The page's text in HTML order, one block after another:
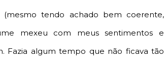
tendo achado bem coerente,
mexeu com meus sentimentos e
Fazia algum tempo que não ficava tão